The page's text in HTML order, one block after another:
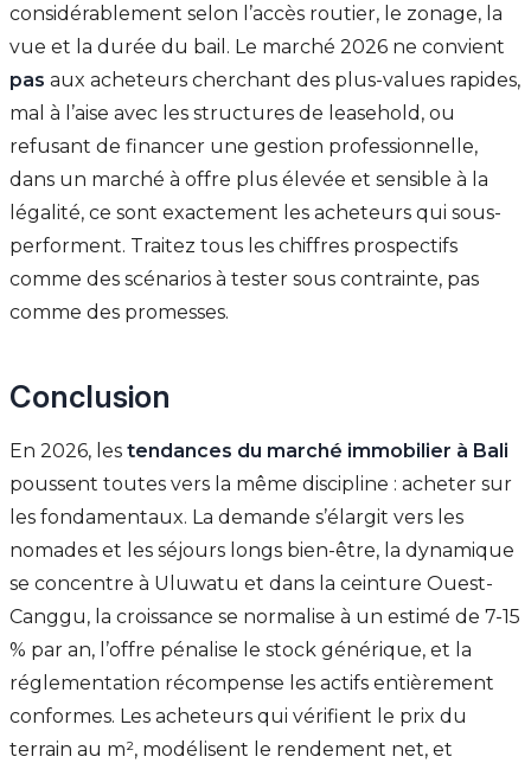
considérablement selon l’accès routier, le zonage, la
vue et la durée du bail. Le marché 2026 ne convient
pas aux acheteurs cherchant des plus-values rapides,
mal à l’aise avec les structures de leasehold, ou
refusant de financer une gestion professionnelle,
dans un marché à offre plus élevée et sensible à la
légalité, ce sont exactement les acheteurs qui sous-
performent. Traitez tous les chiffres prospectifs
comme des scénarios à tester sous contrainte, pas
comme des promesses.
Conclusion
En 2026, les tendances du marché immobilier à Bali
poussent toutes vers la même discipline : acheter sur
les fondamentaux. La demande s’élargit vers les
nomades et les séjours longs bien-être, la dynamique
se concentre à Uluwatu et dans la ceinture Ouest-
Canggu, la croissance se normalise à un estimé de 7-15
% par an, l’offre pénalise le stock générique, et la
réglementation récompense les actifs entièrement
conformes. Les acheteurs qui vérifient le prix du
terrain au m², modélisent le rendement net, et